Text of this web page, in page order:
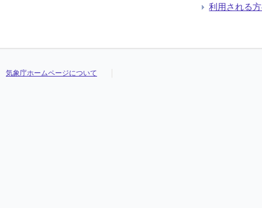
利用される
気象庁ホームページについて